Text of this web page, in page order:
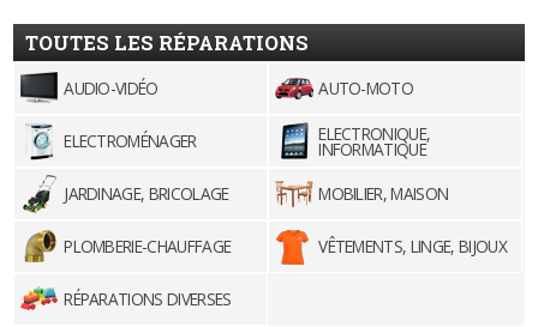
TOUTES LES RÉPARATIONS
AUDIO-VIDÉO AUTO-MOTO
ELECTROMÉNAGER ELECTRONIQUE,
INFORMATIQUE
JARDINAGE, BRICOLAGE
MOBILIER, MAISON
PLOMBERIE-CHAUFFAGE VÊTEMENTS, LINGE, BIJOUX
RÉPARATIONS DIVERSES